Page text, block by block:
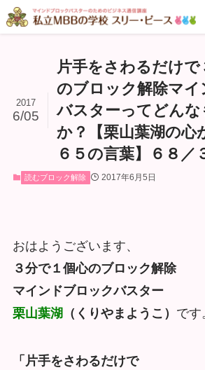
片手をさわるだけで
のブロック解除マイ
バスターってどん
か？【栗山葉湖の心
６５の言葉】６８／
2017
6/05
読むブロック解除 2017年6月5日
おはようございます、
３分で１個心のブロック解除
マインドブロックバスター
栗山葉湖 （くりやまようこ） です
「片手をさわるだけで